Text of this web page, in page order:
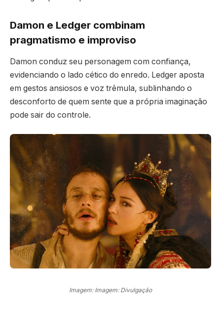
Damon e Ledger combinam
pragmatismo e improviso
Damon conduz seu personagem com confiança,
evidenciando o lado cético do enredo. Ledger aposta
em gestos ansiosos e voz trêmula, sublinhando o
desconforto de quem sente que a própria imaginação
pode sair do controle.
Imagem: Imagem: Divulgação